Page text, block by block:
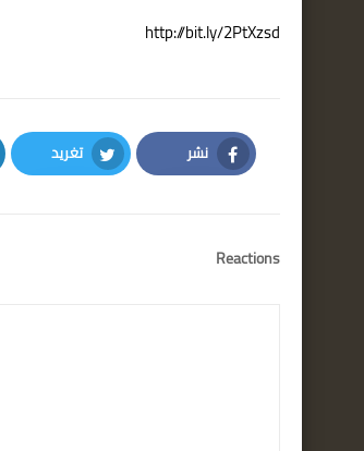
http://bit.ly/2PtXzsd
نشر
Facebook
تغريد
Twitter
Reactions